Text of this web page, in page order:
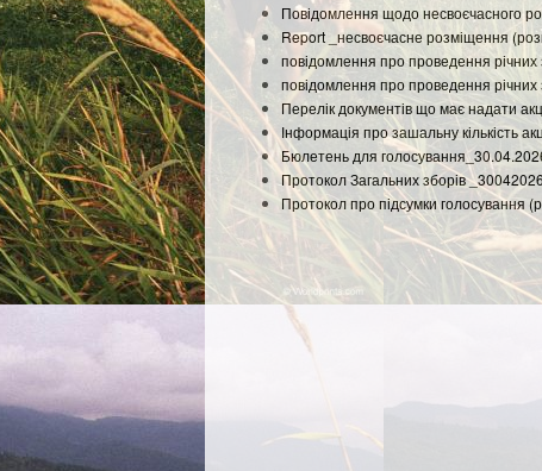
Повідомлення щодо несвоєчасного
Report _несвоєчасне розміщення
повідомлення про проведення
повідомлення про проведення
Перелік документів що має надати
Інформація про зашальну кількість
Бюлетень для
Протокол Загальних зборів
Протокол про підсумки голосування